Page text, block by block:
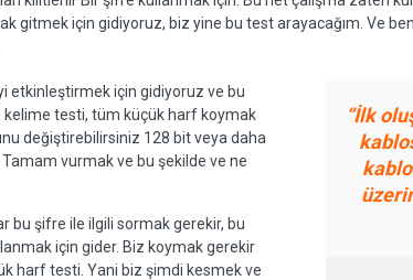
gitmek için gidiyoruz, biz yine bu test arayacağım. Ve
etkinleştirmek için gidiyoruz ve bu
kelime testi, tüm küçük harf koymak
değiştirebilirsiniz 128 bit veya daha
Tamam vurmak ve bu şekilde ve ne
bu şifre ile ilgili sormak gerekir, bu
için gider. Biz koymak gerekir
harf testi. Yani biz şimdi kesmek ve
“İlk